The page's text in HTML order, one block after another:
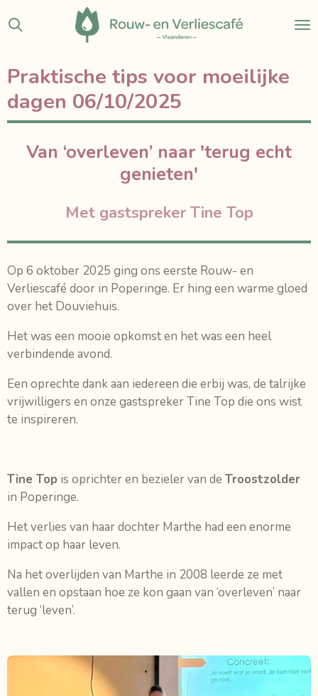
Ga
direct
de
hoofdinhoud
Praktische tips voor moeilijke
dagen 06/10/2025
Van ‘overleven’ naar 'terug echt
genieten'
Met gastspreker Tine Top
Op 6 oktober 2025 ging ons eerste Rouw- en
Verliescafé door in Poperinge. Er hing een warme gloed
over het Douviehuis.
Het was een mooie opkomst en het was een heel
verbindende avond.
Een oprechte dank aan iedereen die erbij was, de talrijke
vrijwilligers en onze gastspreker Tine Top die ons wist
te inspireren.
Tine Top is oprichter en bezieler van de Troostzolder
in Poperinge.
Het verlies van haar dochter Marthe had een enorme
impact op haar leven.
Na het overlijden van Marthe in 2008 leerde ze met
vallen en opstaan hoe ze kon gaan van ‘overleven’ naar
terug ‘leven’.